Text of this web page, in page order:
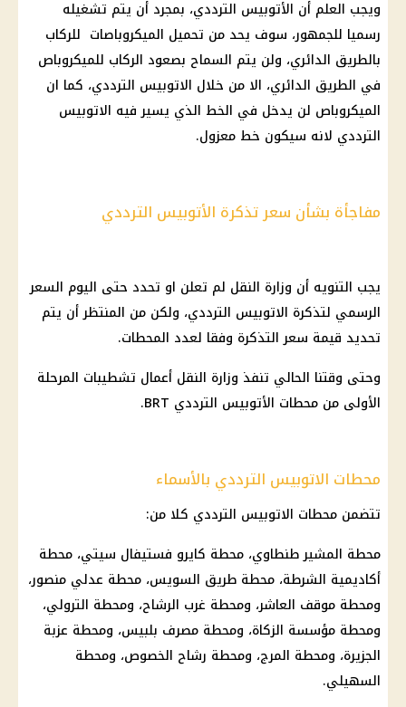
ويجب العلم أن الأتوبيس الترددي، بمجرد أن يتم تشغيله
رسميا للجمهور، سوف يحد من تحميل الميكروباصات للركاب
بالطريق الدائري، ولن يتم السماح بصعود الركاب للميكروباص
في الطريق الدائري، الا من خلال الاتوبيس الترددي، كما ان
الميكروباص لن يدخل في الخط الذي يسير فيه الاتوبيس
الترددي لانه سيكون خط معزول.
مفاجأة بشأن سعر تذكرة الأتوبيس الترددي
يجب التنويه أن وزارة النقل لم تعلن او تحدد حتى اليوم السعر
الرسمي لتذكرة الاتوبيس الترددي، ولكن من المنتظر أن يتم
تحديد قيمة سعر التذكرة وفقا لعدد المحطات.
وحتى وقتنا الحالي تنفذ وزارة النقل أعمال تشطيبات المرحلة
الأولى من محطات الأتوبيس الترددي BRT.
محطات الاتوبيس الترددي بالأسماء
تتضمن محطات الاتوبيس الترددي كلا من:
محطة المشير طنطاوي، محطة كايرو فستيفال سيتي، محطة
أكاديمية الشرطة، محطة طريق السويس، محطة عدلي منصور،
ومحطة موقف العاشر، ومحطة غرب الرشاح، ومحطة الترولي،
ومحطة مؤسسة الزكاة، ومحطة مصرف بلبيس، ومحطة عزبة
الجزيرة، ومحطة المرج، ومحطة رشاح الخصوص، ومحطة
السهيلي.